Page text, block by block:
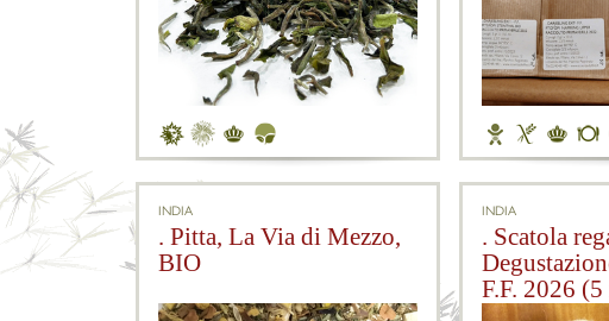
INDIA
. Pitta, La Via di Mezzo,
BIO
INDIA
. Scatola
F.F. 2026